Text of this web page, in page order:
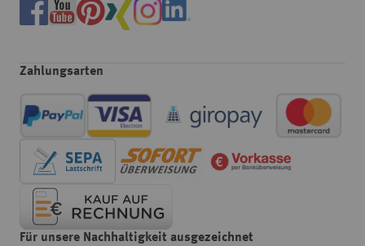
Zahlungsarten
Für unsere Nachhaltigkeit ausgezeichnet